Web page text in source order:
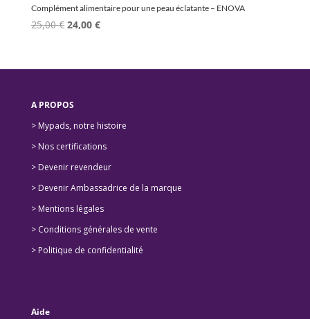
Complément alimentaire pour une peau éclatante – ENOVA
25,00€ Le
était :
24,00 €Le
est :
A PROPOS
> Mypads, notre histoire
> Nos certifications
> Devenir revendeur
> Devenir Ambassadrice de la marque
> Mentions légales
> Conditions générales de vente
> Politique de confidentialité
Aide